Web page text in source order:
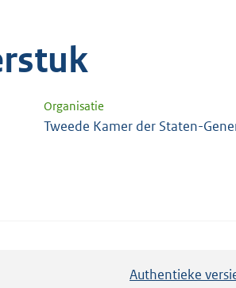
Organisatie
Tweede Kamer der Staten-
Authentieke